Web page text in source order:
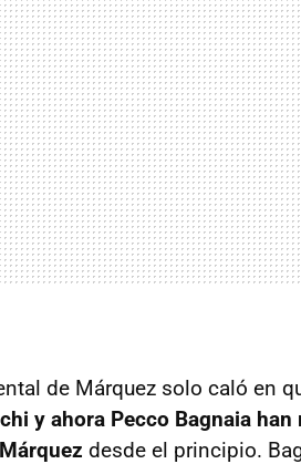
de Márquez solo caló en
y ahora Pecco Bagnaia
desde el principio.